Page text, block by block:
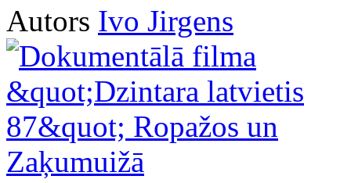
Autors Ivo Jirgens